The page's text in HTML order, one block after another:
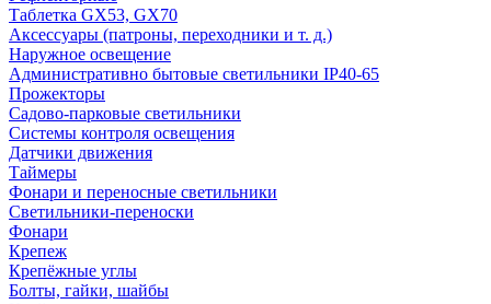
Таблетка GX53, GX70
Аксессуары (патроны, переходники и т. д.)
Наружное освещение
Административно бытовые светильники IP40-65
Прожекторы
Садово-парковые светильники
Системы контроля освещения
Датчики движения
Таймеры
Фонари и переносные светильники
Светильники-переноски
Фонари
Крепеж
Крепёжные углы
Болты, гайки, шайбы